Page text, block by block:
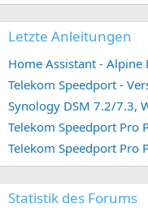
Letzte Anleitungen
Home Assistant - Alpine
Telekom Speedport -
Telekom Speedport Pro
Telekom Speedport Pro
Statistik des Forums